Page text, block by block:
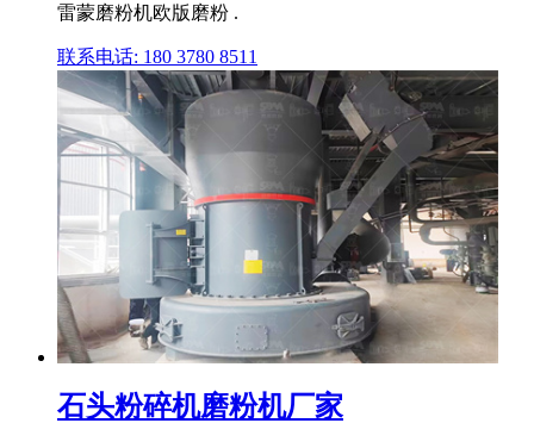
雷蒙磨粉机欧版磨粉 .
联系电话: 180 3780 8511
石头粉碎机磨粉机厂家